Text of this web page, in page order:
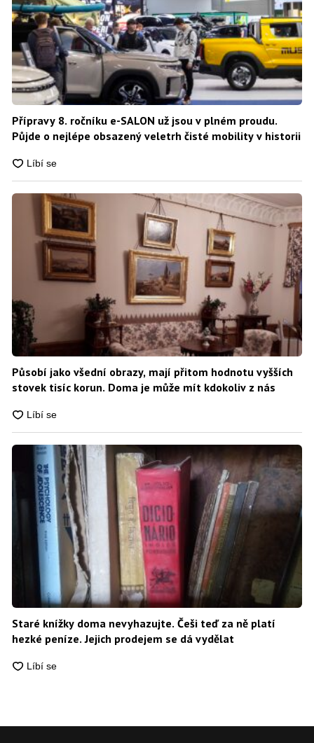
Přípravy 8. ročníku e-SALON už jsou v plném proudu.
Půjde o nejlépe obsazený veletrh čisté mobility v historii
Působí jako všední obrazy, mají přitom hodnotu vyšších
stovek tisíc korun. Doma je může mít kdokoliv z nás
Staré knížky doma nevyhazujte. Češi teď za ně platí
hezké peníze. Jejich prodejem se dá vydělat